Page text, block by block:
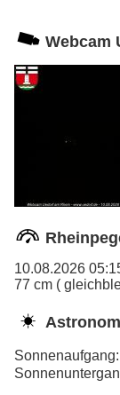
Webcam
10.08.2026
77 cm (